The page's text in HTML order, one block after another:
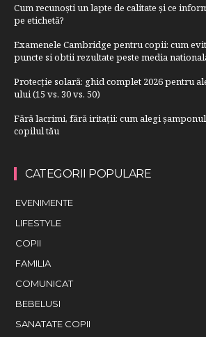
Cum recunoști un lapte de calitate și ce
pe etichetă?
Examenele Cambridge pentru copii: cum
puncte si obtii rezultate peste media
Protecție solară: ghid complet 2026 pentru
ului (15 vs. 30 vs. 50)
Fără lacrimi, fără iritații: cum alegi
copilul tău
CATEGORII POPULARE
EVENIMENTE
LIFESTYLE
COPII
FAMILIA
COMUNICAT
BEBELUSI
SANATATE COPII